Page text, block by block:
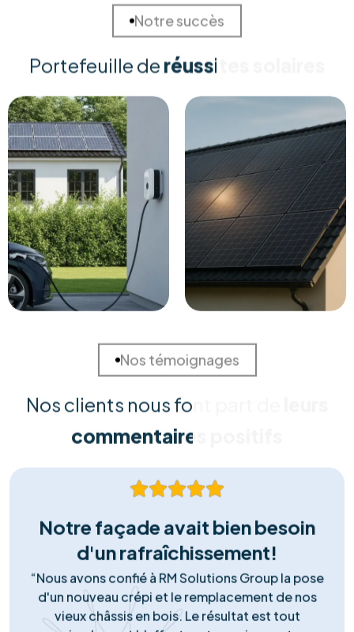
et la Terre
tête. Chez RM Solutions Group, nous simplifions votre
accompagnement humain. Découvrez pourquoi nos clients
nous font confiance pour sécuriser leur avenir énergétique.
Solutions Sur Mesure
Chaque habitation est unique. Nous réalisons une
votre toiture pour concevoir la solution la plus rentable
et adaptée à vos besoins spécifiques.
Installation Certifiée
irréprochable, conforme aux normes de sécurité
(RGIE). Nous garantissons une intégration esthétique et
durable, sans risque pour votre toiture.
Matériel Premium
Nous ne faisons aucun compromis sur la qualité. Nous